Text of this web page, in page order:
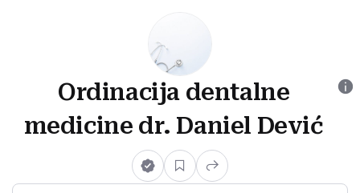
Ordinacija dentalne
medicine dr. Daniel Dević